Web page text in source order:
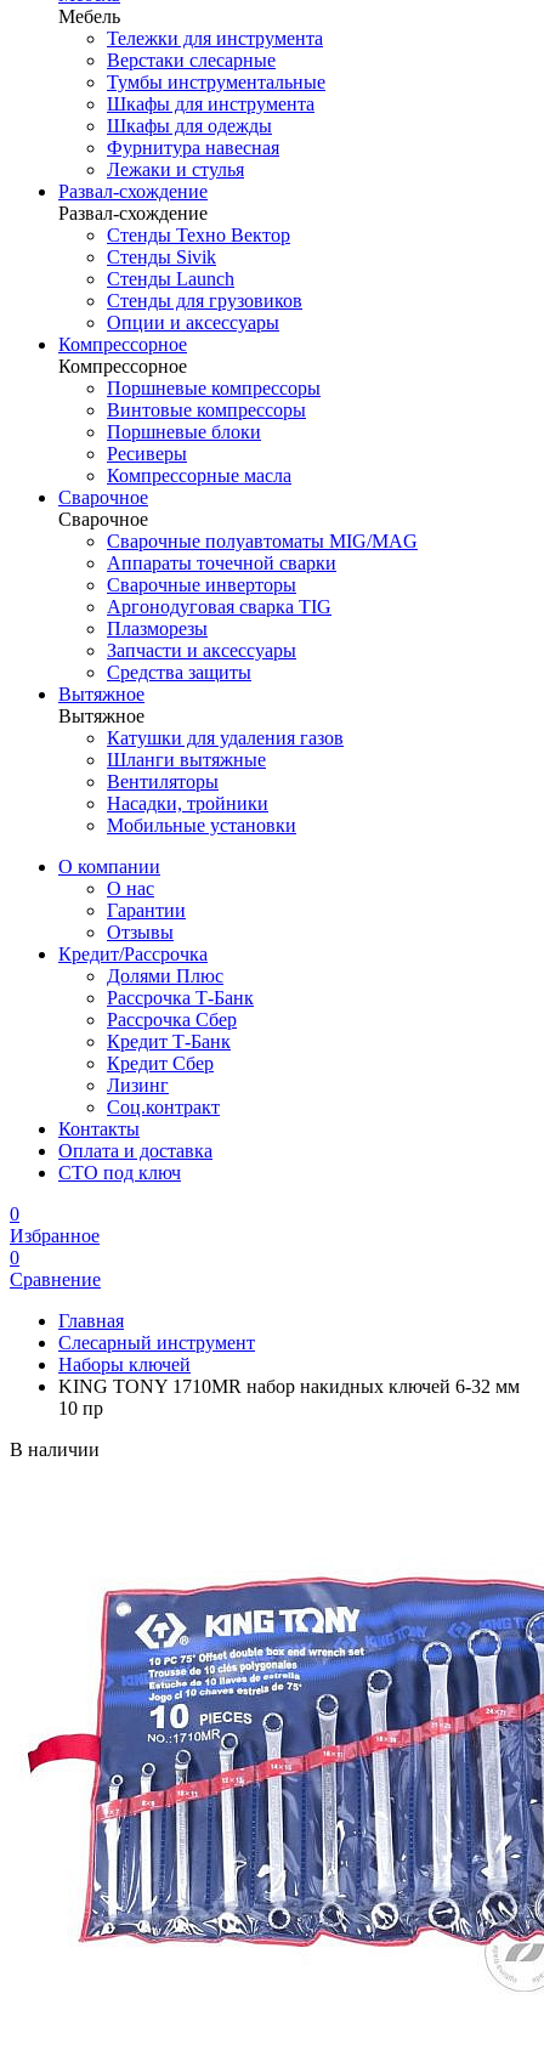
Мебель
Тележки для инструмента
Верстаки слесарные
Тумбы инструментальные
Шкафы для инструмента
Шкафы для одежды
Фурнитура навесная
Лежаки и стулья
Развал-схождение
Развал-схождение
Стенды Техно Вектор
Стенды Sivik
Стенды Launch
Стенды для грузовиков
Опции и аксессуары
Компрессорное
Компрессорное
Поршневые компрессоры
Винтовые компрессоры
Поршневые блоки
Ресиверы
Компрессорные масла
Сварочное
Сварочное
Сварочные полуавтоматы MIG/MAG
Аппараты точечной сварки
Сварочные инверторы
Аргонодуговая сварка TIG
Плазморезы
Запчасти и аксессуары
Средства защиты
Вытяжное
Вытяжное
Катушки для удаления газов
Шланги вытяжные
Вентиляторы
Насадки, тройники
Мобильные установки
О компании
О нас
Гарантии
Отзывы
Кредит/Рассрочка
Долями Плюс
Рассрочка Т-Банк
Рассрочка Сбер
Кредит Т-Банк
Кредит Сбер
Лизинг
Соц.контракт
Контакты
Оплата и доставка
СТО под ключ
0
Избранное
0
Сравнение
Главная
Слесарный инструмент
Наборы ключей
KING TONY 1710MR набор накидных ключей 6-32 мм
10 пр
В наличии